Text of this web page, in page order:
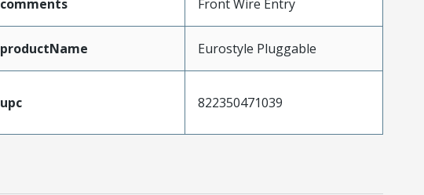
comments Front Wire Entry
productName Eurostyle Pluggable
upc 822350471039